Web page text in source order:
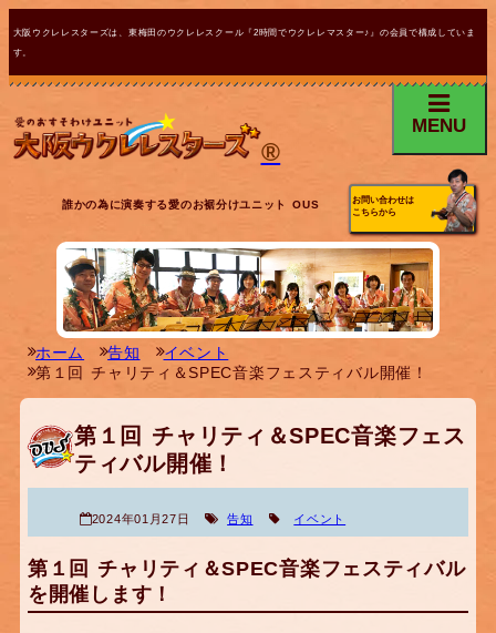
大阪ウクレレスターズは、東梅田のウクレレスクール『2時間でウクレレマスター♪』の会員で構成していま
す。
®
MENU
誰かの為に演奏する愛のお裾分けユニット OUS
お問い合わせは
こちらから
ホーム 告知
イベント
第１回 チャリティ＆SPEC音楽フェスティバル開催！
第１回 チャリティ＆SPEC音楽フェス
ティバル開催！
2024年01月27日 告知 イベント
第１回 チャリティ＆SPEC音楽フェスティバル
を開催します！